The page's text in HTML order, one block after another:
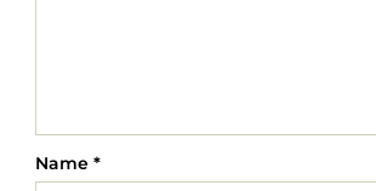
Name *